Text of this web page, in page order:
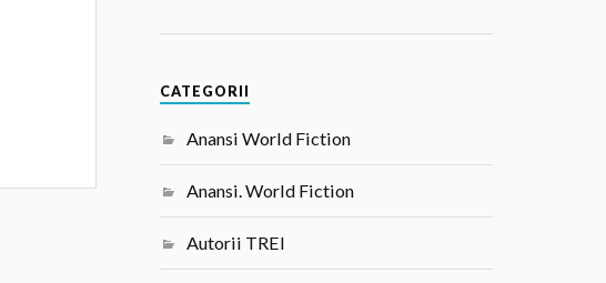
CATEGORII
Anansi World Fiction
Anansi. World Fiction
Autorii TREI